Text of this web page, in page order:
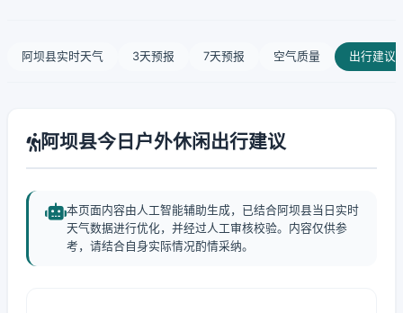
阿坝县实时天气 3天预报 7天预报 空气质量 出行建议
阿坝县今日户外休闲出行建议
本页面内容由人工智能辅助生成，已结合阿坝县当日实时
天气数据进行优化，并经过人工审核校验。内容仅供参
考，请结合自身实际情况酌情采纳。